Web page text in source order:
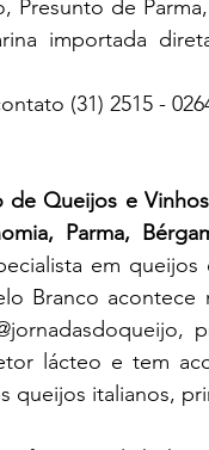
Presunto de
importada
(31) 2515 -
de Queijos e
Parma,
em
Branco
lácteo e tem
queijos italianos,